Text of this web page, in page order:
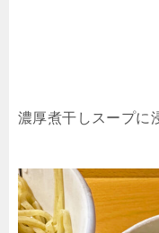
濃厚煮干しスープに